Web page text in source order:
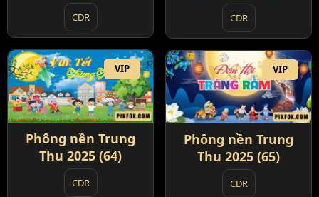
CDR
CDR
VIP
Phông nền Trung
Thu 2025 (64)
CDR
VIP
Phông nền Trung
Thu 2025 (65)
CDR